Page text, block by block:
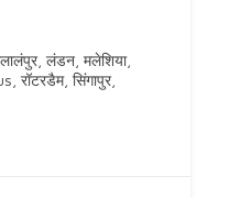
, लंडन मलेशिया,
रॉटरडैम, सिंगापुर,